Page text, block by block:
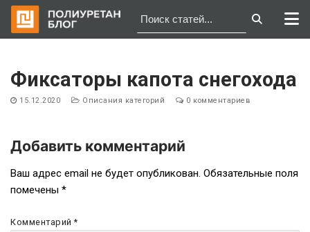
содержимому
Фиксаторы капота снегохода
15.12.2020 Описания категорий 0 комментариев
Навигация
по
записям
Добавить комментарий
Ваш адрес email не будет опубликован. Обязательные поля
помечены *
Комментарий*